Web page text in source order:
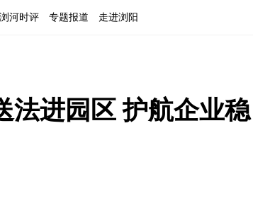
浏河时评 专题报道 走进浏阳
法进园区 护航企业稳